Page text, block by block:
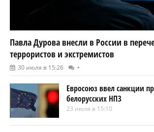
Павла Дурова внесли в России в
террористов и экстремистов
30 июля в 15:26 +
Евросоюз ввел санкции
белорусских НПЗ
23 июля в 15:10